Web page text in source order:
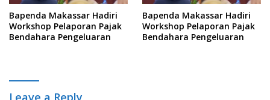
Bapenda Makassar Hadiri
Workshop Pelaporan Pajak
Bendahara Pengeluaran
Bapenda Makassar Hadiri
Workshop Pelaporan Pajak
Bendahara Pengeluaran
Leave a Reply